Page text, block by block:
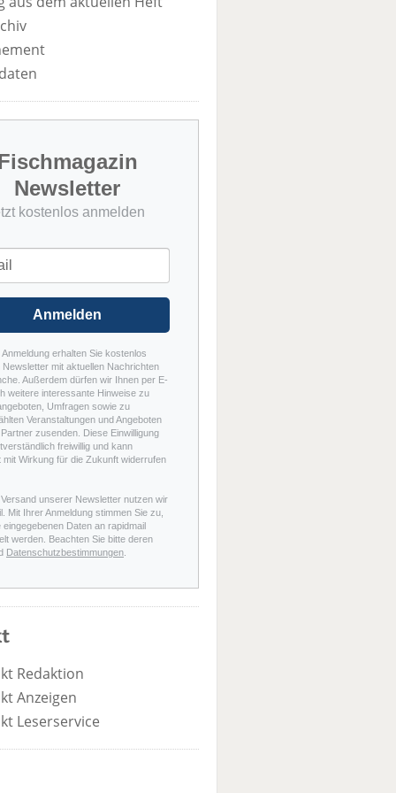
Newsletter
kostenlos anmelden
Anmelden
Anmeldung erhalten Sie kostenlos
Newsletter mit aktuellen Nachrichten
Außerdem dürfen wir Ihnen per E-
weitere interessante Hinweise zu
Umfragen sowie zu
Veranstaltungen und Angeboten
zusenden. Diese Einwilligung
freiwillig und kann
mit Wirkung für die Zukunft widerrufen
Versand unserer Newsletter nutzen wir
Mit Ihrer Anmeldung stimmen Sie zu,
eingegebenen Daten an rapidmail
werden. Beachten Sie bitte deren
Datenschutzbestimmungen
Redaktion
Anzeigen
Leserservice